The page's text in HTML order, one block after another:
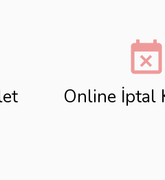
event_busy
Online İptal